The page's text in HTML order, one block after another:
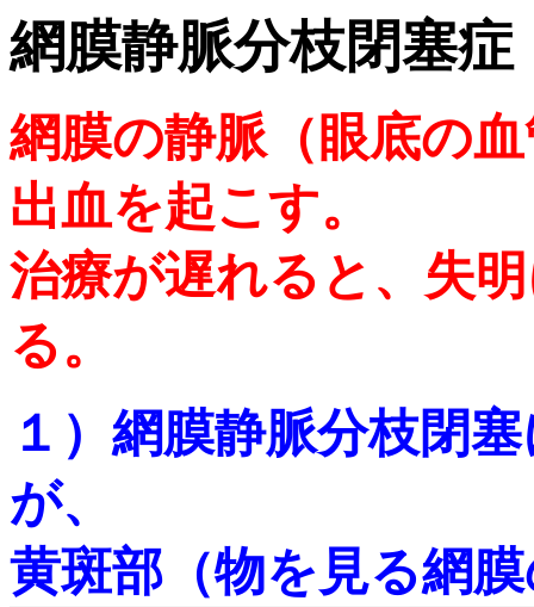
網膜静脈分枝閉塞症
網膜の静脈（眼底の
出血を起こす。
治療が遅れると、失
る。
１）網膜静脈分枝閉
が、
黄斑部（物を見る網